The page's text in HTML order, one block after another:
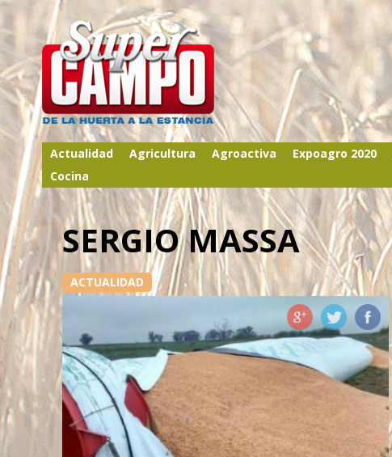
Actualidad Agricultura Agroactiva Expoagro 2020
Cocina
SERGIO MASSA
ACTUALIDAD